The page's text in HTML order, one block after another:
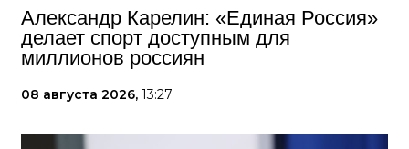
Александр Карелин: «Единая Россия»
делает спорт доступным для
миллионов россиян
08 августа 2026, 13:27